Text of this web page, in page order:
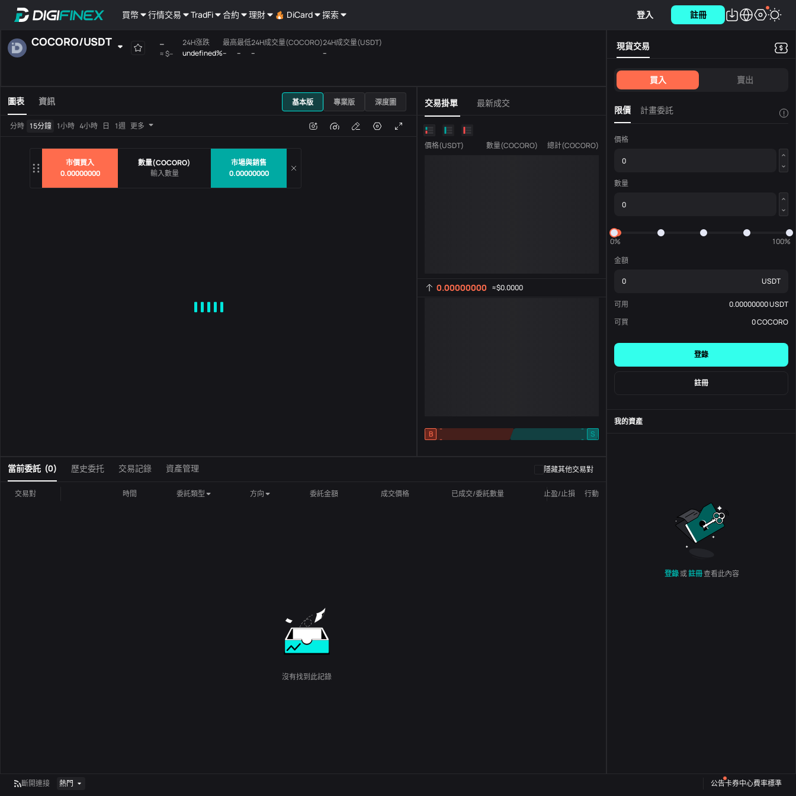
買幣 行情交易 TradFi 合約 理財 DiCard 探索 登入 註冊
市價買入
0.00000000
數量(COCORO)
市場與銷售
0.00000000
COCORO/USDT --
≈$--
24H涨跌
undefined%
最高
--
最低
--
24H成交量(COCORO)
--
24H成交量(USDT)
--
全部 Mainboard USDT
交易對 成交量
圖表 資訊 基本版 專業版 深度圖
分時 15分鐘 1小時 4小時 日 1週 更多
交易掛單 最新成交
價格(USDT) 數量(COCORO) 總計(COCORO)
0.00000000 ≈$0.0000
B
-
-
S
-
-
當前委託 (0) 歷史委托 交易記錄 資產管理 隱藏其他交易對
交易對 時間 委託類型 方向 委託金額 成交價格 已成交/委託數量 止盈/止損 行動
沒有找到此記錄
現貨交易
買入 賣出
限價 計畫委託 !
價格
數量
0%
100%
金額
USDT
可用 0.00000000USDT
可買
0COCORO
登錄
註冊
我的資產
登錄或註冊查看此內容
斷開連接 熱門 公告卡券中心費率標準